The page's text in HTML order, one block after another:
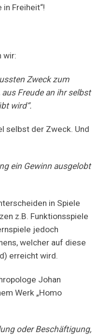
in Freiheit“!
wir:
Zweck zum
Freude an ihr selbst
wird“.
selbst der Zweck. Und
ein Gewinn ausgelobt
in Spiele
z.B. Funktionsspiele
jedoch
welcher auf diese
erreicht wird.
Johan
Werk „Homo
oder Beschäftigung,